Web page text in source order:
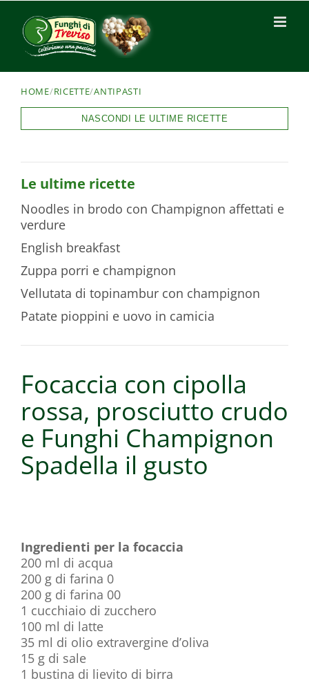
HOME/RICETTE/ANTIPASTI
NASCONDI LE ULTIME RICETTE
Focaccia con cipolla
rossa, prosciutto crudo
e Funghi Champignon
Spadella il gusto
Ingredienti per la focaccia
200 ml di acqua
200 g di farina 0
200 g di farina 00
1 cucchiaio di zucchero
100 ml di latte
35 ml di olio extravergine d’oliva
15 g di sale
1 bustina di lievito di birra
Le ultime ricette
Noodles in brodo con Champignon affettati e
verdure
English breakfast
Zuppa porri e champignon
Vellutata di topinambur con champignon
Patate pioppini e uovo in camicia